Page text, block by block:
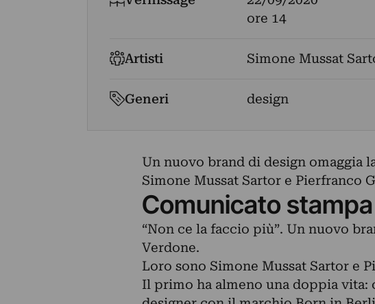
ore 14
Artisti Simone Mussat
Generi design
Un nuovo brand di design omaggia
Simone Mussat Sartor e Pierfranco
Comunicato stampa
“Non ce la faccio più”. Un nuovo
Verdone.
Loro sono Simone Mussat Sartor e
Il primo ha almeno una doppia vita: